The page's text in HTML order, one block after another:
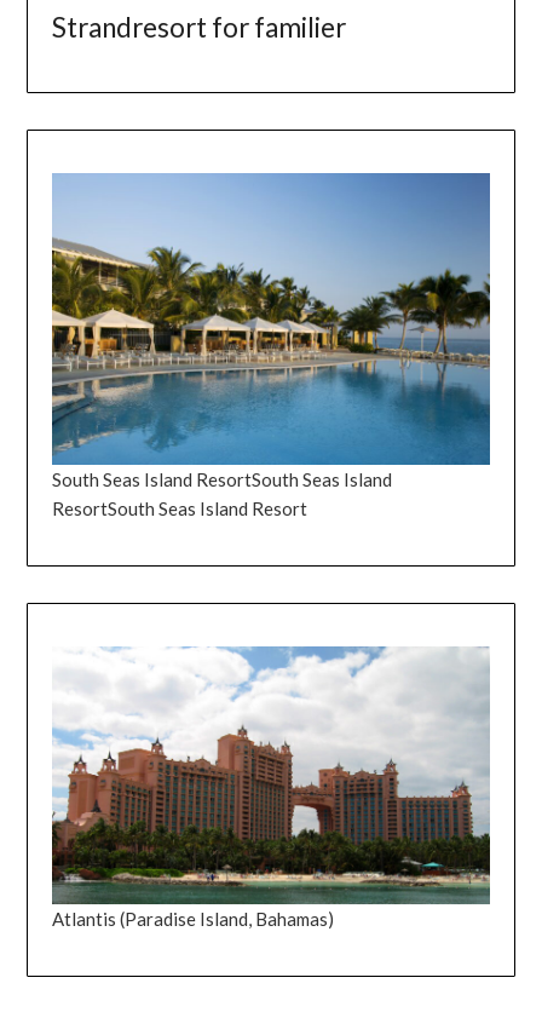
Strandresort for familier
South Seas Island ResortSouth Seas Island
ResortSouth Seas Island Resort
Atlantis (Paradise Island, Bahamas)